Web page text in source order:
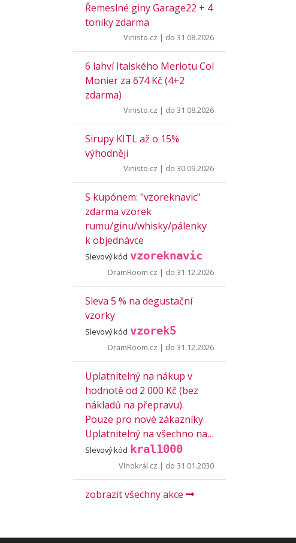
Řemeslné giny Garage22 + 4
toniky zdarma
Vinisto.cz | do 31.08.2026
6 lahví Italského Merlotu Col
Monier za 674 Kč (4+2
zdarma)
Vinisto.cz | do 31.08.2026
Sirupy KITL až o 15%
výhodněji
Vinisto.cz | do 30.09.2026
S kupónem: "vzoreknavic"
zdarma vzorek
rumu/ginu/whisky/pálenky
k objednávce
Slevový kód vzoreknavic
DramRoom.cz | do 31.12.2026
Sleva 5 % na degustační
vzorky
Slevový kód vzorek5
DramRoom.cz | do 31.12.2026
Uplatnitelný na nákup v
hodnotě od 2 000 Kč (bez
nákladů na přepravu).
Pouze pro nové zákazníky.
Uplatnitelný na všechno na…
Slevový kód kral1000
Vínokrál.cz | do 31.01.2030
zobrazit všechny akce